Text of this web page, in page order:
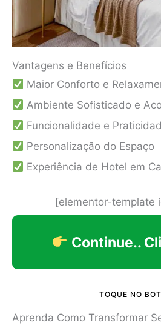
Vantagens e Benefícios
Maior Conforto e
Ambiente Sofisticado e
Funcionalidade e
Personalização do Espaço
Experiência de Hotel em
[elementor-template
Continue..
TOQUE NO
Aprenda Como Transformar